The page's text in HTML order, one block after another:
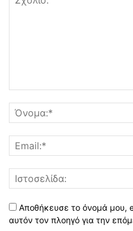
Αποθήκευσε το όνομά μου,
αυτόν τον πλοηγό για την